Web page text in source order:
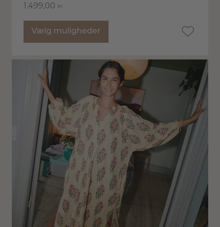
1.499,00
kr.
Vælg muligheder